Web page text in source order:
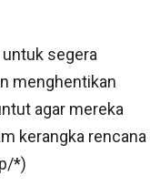
segera
menghentikan
agar mereka
kerangka rencana
*)